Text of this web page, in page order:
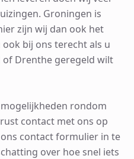
Groningen is
zijn wij dan ook het
bij ons terecht als u
of Drenthe geregeld wilt
rondom
contact met ons op
contact formulier in te
over hoe snel iets